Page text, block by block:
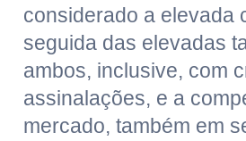
considerado a elevada
seguida das elevadas
ambos, inclusive, com
assinalações, e a
mercado, também em